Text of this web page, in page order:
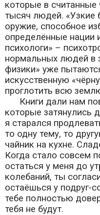
которые в считанные
тысяч людей. «Узкие
оружие, способное
определённые нации
психологи» –
нормальных людей в
физики» уже
искусственную
проглотить всю
Книги дали нам
которые затянулись
я старался
то одну тему, то
чайник на кухне.
Когда стало совсем
остаться у меня до
колебаний, ты
остаёшься у подруг-
тебе полностью
тебя не будут.